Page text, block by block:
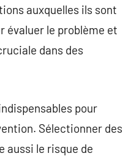
auxquelles ils sont
évaluer le problème et
dans des
pour
Sélectionner des
aussi le risque de